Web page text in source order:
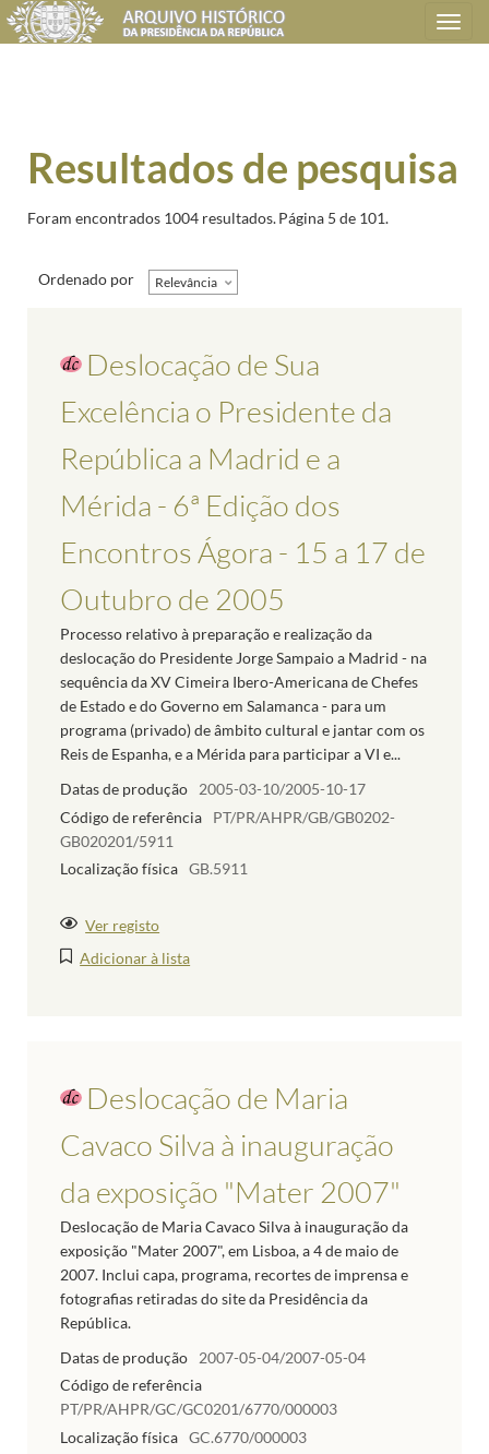
Toggle
navigation
Resultados de pesquisa
Foram encontrados 1004 resultados.Página 5 de 101.
Ordenado por Relevância
Deslocação de Sua
Excelência o Presidente da
República a Madrid e a
Mérida - 6ª Edição dos
Encontros Ágora - 15 a 17 de
Outubro de 2005
Processo relativo à preparação e realização da
deslocação do Presidente Jorge Sampaio a Madrid - na
sequência da XV Cimeira Ibero-Americana de Chefes
de Estado e do Governo em Salamanca - para um
programa (privado) de âmbito cultural e jantar com os
Reis de Espanha, e a Mérida para participar a VI e...
Datas de produção
2005-03-10/2005-10-17
Código de referência
PT/PR/AHPR/GB/GB0202-
GB020201/5911
Localização física GB.5911
Ver registo
Adicionar à lista
Deslocação de Maria
Cavaco Silva à inauguração
da exposição "Mater 2007"
Deslocação de Maria Cavaco Silva à inauguração da
exposição "Mater 2007", em Lisboa, a 4 de maio de
2007. Inclui capa, programa, recortes de imprensa e
fotografias retiradas do site da Presidência da
República.
Datas de produção
2007-05-04/2007-05-04
Código de referência
PT/PR/AHPR/GC/GC0201/6770/000003
Localização física GC.6770/000003